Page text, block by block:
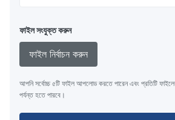
ফাইল সংযুক্ত করুন
ফাইল নির্বাচন করুন
আপনি সর্বোচ্চ ৫টি ফাইল আপলোড করতে পারেন এবং প্রতিটি
পর্যন্ত হতে পারবে।